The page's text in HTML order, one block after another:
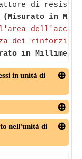
di
(Misurato in
dei rinforzi
in
in unità di
nell'unità di